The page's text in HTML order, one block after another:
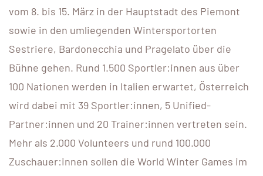
vom 8. bis 15. März in der Hauptstadt des Piemont
sowie in den umliegenden Wintersportorten
Sestriere, Bardonecchia und Pragelato über die
Bühne gehen. Rund 1.500 Sportler:innen aus über
100 Nationen werden in Italien erwartet, Österreich
wird dabei mit 39 Sportler:innen, 5 Unified-
Partner:innen und 20 Trainer:innen vertreten sein.
Mehr als 2.000 Volunteers und rund 100.000
Zuschauer:innen sollen die World Winter Games im